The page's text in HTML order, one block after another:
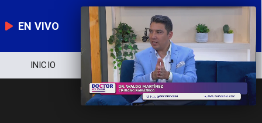
EN VIVO
NOTICIERO POLÍTICA ECONOMÍA